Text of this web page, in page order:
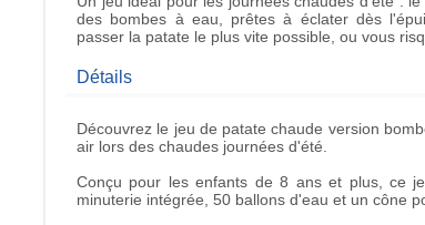
des bombes à eau, prêtes à éclater dès
passer la patate le plus vite possible, ou vous
Détails
Découvrez le jeu de patate chaude version
air lors des chaudes journées d'été.
Conçu pour les enfants de 8 ans et plus, ce
minuterie intégrée, 50 ballons d'eau et un cône